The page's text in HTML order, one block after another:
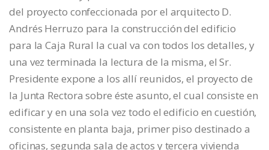
del proyecto confeccionada por el arquitecto D.
Andrés Herruzo para la construcción del edificio
para la Caja Rural la cual va con todos los detalles, y
una vez terminada la lectura de la misma, el Sr.
Presidente expone a los allí reunidos, el proyecto de
la Junta Rectora sobre éste asunto, el cual consiste en
edificar y en una sola vez todo el edificio en cuestión,
consistente en planta baja, primer piso destinado a
oficinas, segunda sala de actos y tercera vivienda